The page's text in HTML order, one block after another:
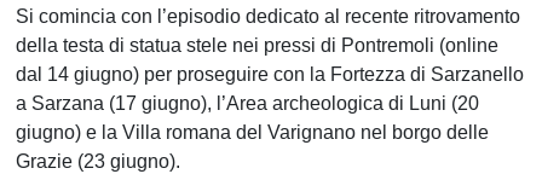
Si comincia con l’episodio dedicato al recente ritrovamento
della testa di statua stele nei pressi di Pontremoli (online
dal 14 giugno) per proseguire con la Fortezza di Sarzanello
a Sarzana (17 giugno), l’Area archeologica di Luni (20
giugno) e la Villa romana del Varignano nel borgo delle
Grazie (23 giugno).